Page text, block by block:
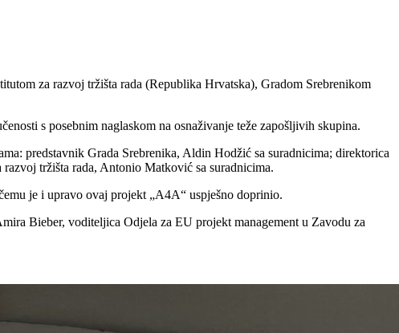
za razvoj tržišta rada (Republika Hrvatska), Gradom Srebrenikom
s posebnim naglaskom na osnaživanje teže zapošljivih skupina.
predstavnik Grada Srebrenika, Aldin Hodžić sa suradnicima; direktorica
tržišta rada, Antonio Matković sa suradnicima.
je i upravo ovaj projekt „A4A“ uspješno doprinio.
Bieber, voditeljica Odjela za EU projekt management u Zavodu za